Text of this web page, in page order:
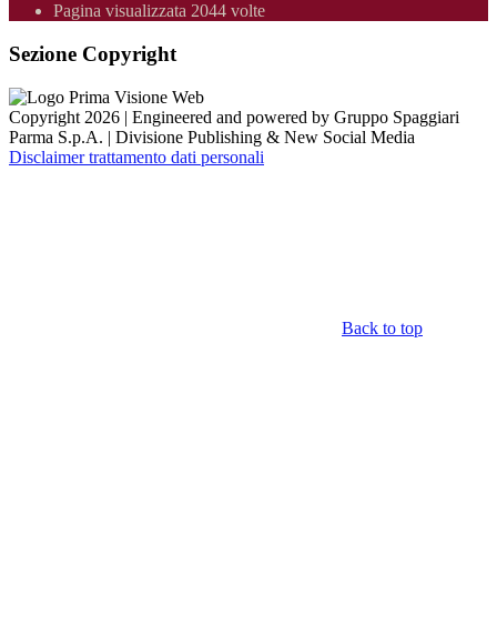
Pagina visualizzata 2044 volte
Sezione Copyright
Copyright 2026 | Engineered and powered by Gruppo Spaggiari
Parma S.p.A. | Divisione Publishing & New Social Media
Disclaimer trattamento dati personali
Back to top